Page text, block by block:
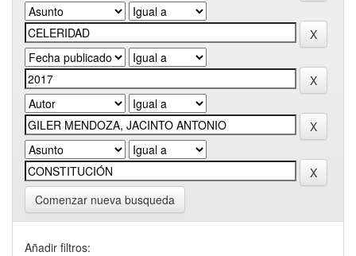
Comenzar nueva busqueda
Añadir filtros: